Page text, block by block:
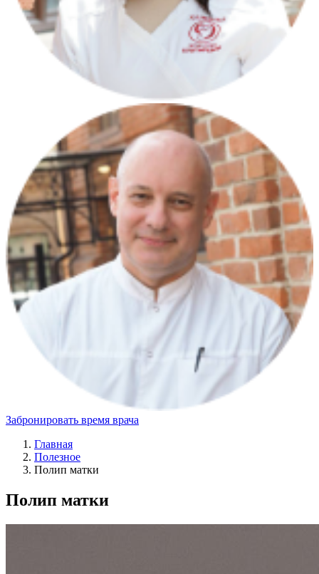
Забронировать время врача
Главная
Полезное
Полип матки
Полип матки